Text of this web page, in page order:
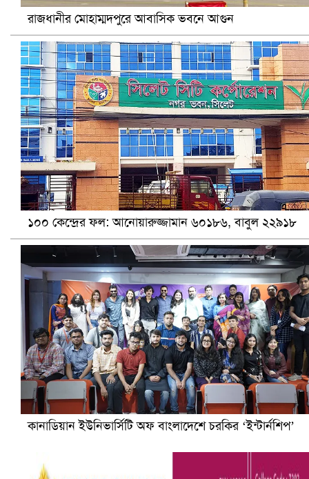
ভারতে ভয়াবহ সড়ক দুর্ঘটনা, নিহত ১৫
হলিউডে নতুন প্রেমের গুঞ্জন
রাজধানীর মোহাম্মদপুরে আবাসিক ভবনে আগুন
১০০ কেন্দ্রের ফল: আনোয়ারুজ্জামান ৬০১৮৬, বাবুল ২২৯১৮
কানাডিয়ান ইউনিভার্সিটি অফ বাংলাদেশে চরকির ‘ইন্টার্নশিপ’